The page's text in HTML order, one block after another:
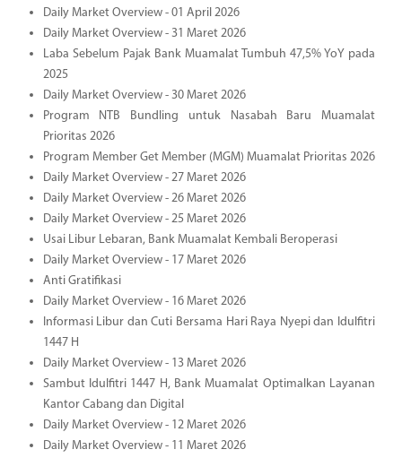
Daily Market Overview - 01 April 2026
Daily Market Overview - 31 Maret 2026
Laba Sebelum Pajak Bank Muamalat Tumbuh 47,5% YoY pada
2025
Daily Market Overview - 30 Maret 2026
Program NTB Bundling untuk Nasabah Baru Muamalat
Prioritas 2026
Program Member Get Member (MGM) Muamalat Prioritas 2026
Daily Market Overview - 27 Maret 2026
Daily Market Overview - 26 Maret 2026
Daily Market Overview - 25 Maret 2026
Usai Libur Lebaran, Bank Muamalat Kembali Beroperasi
Daily Market Overview - 17 Maret 2026
Anti Gratifikasi
Daily Market Overview - 16 Maret 2026
Informasi Libur dan Cuti Bersama Hari Raya Nyepi dan Idulfitri
1447 H
Daily Market Overview - 13 Maret 2026
Sambut Idulfitri 1447 H, Bank Muamalat Optimalkan Layanan
Kantor Cabang dan Digital
Daily Market Overview - 12 Maret 2026
Daily Market Overview - 11 Maret 2026